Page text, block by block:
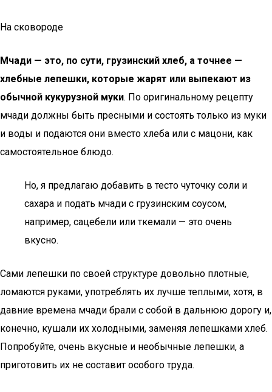
На сковороде
Мчади — это, по сути, грузинский хлеб, а точнее —
хлебные лепешки, которые жарят или выпекают из
обычной кукурузной муки. По оригинальному рецепту
мчади должны быть пресными и состоять только из муки
и воды и подаются они вместо хлеба или с мацони, как
самостоятельное блюдо.
Но, я предлагаю добавить в тесто чуточку соли и
сахара и подать мчади с грузинским соусом,
например, сацебели или ткемали — это очень
вкусно.
Сами лепешки по своей структуре довольно плотные,
ломаются руками, употреблять их лучше теплыми, хотя, в
давние времена мчади брали с собой в дальнюю дорогу и,
конечно, кушали их холодными, заменяя лепешками хлеб.
Попробуйте, очень вкусные и необычные лепешки, а
приготовить их не составит особого труда.